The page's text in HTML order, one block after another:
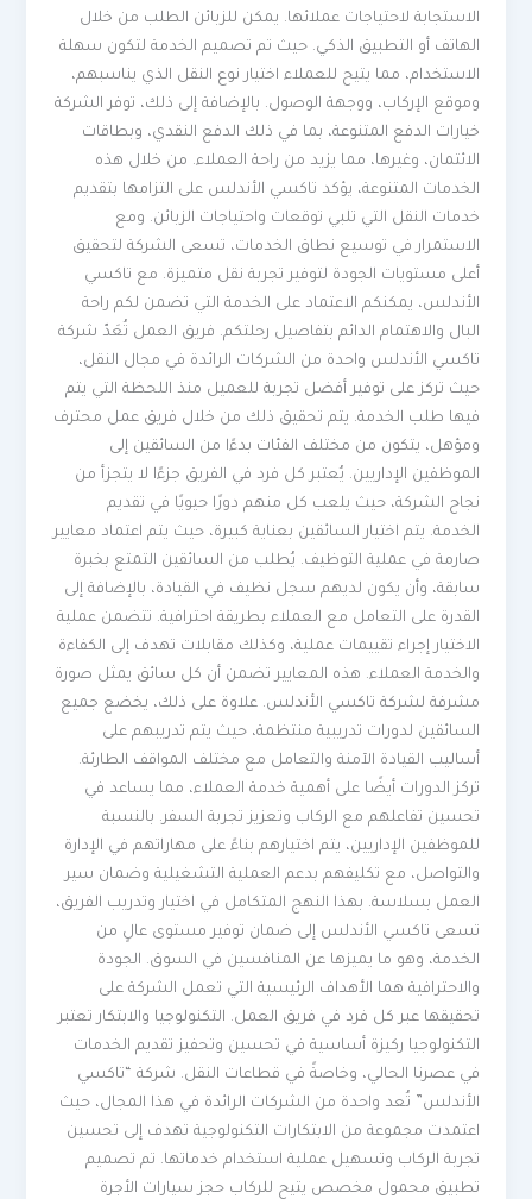
الاستجابة لاحتياجات عملائها. يمكن للزبائن الطلب من خلال
الهاتف أو التطبيق الذكي. حيث تم تصميم الخدمة لتكون سهلة
الاستخدام، مما يتيح للعملاء اختيار نوع النقل الذي يناسبهم،
وموقع الإركاب، ووجهة الوصول. بالإضافة إلى ذلك، توفر الشركة
خيارات الدفع المتنوعة، بما في ذلك الدفع النقدي، وبطاقات
الائتمان، وغيرها، مما يزيد من راحة العملاء. من خلال هذه
الخدمات المتنوعة، يؤكد تاكسي الأندلس على التزامها بتقديم
خدمات النقل التي تلبي توقعات واحتياجات الزبائن. ومع
الاستمرار في توسيع نطاق الخدمات، تسعى الشركة لتحقيق
أعلى مستويات الجودة لتوفير تجربة نقل متميزة. مع تاكسي
الأندلس، يمكنكم الاعتماد على الخدمة التي تضمن لكم راحة
البال والاهتمام الدائم بتفاصيل رحلتكم. فريق العمل تُعَدّ شركة
تاكسي الأندلس واحدة من الشركات الرائدة في مجال النقل،
حيث تركز على توفير أفضل تجربة للعميل منذ اللحظة التي يتم
فيها طلب الخدمة. يتم تحقيق ذلك من خلال فريق عمل محترف
ومؤهل، يتكون من مختلف الفئات بدءًا من السائقين إلى
الموظفين الإداريين. يُعتبر كل فرد في الفريق جزءًا لا يتجزأ من
نجاح الشركة، حيث يلعب كل منهم دورًا حيويًا في تقديم
الخدمة. يتم اختيار السائقين بعناية كبيرة، حيث يتم اعتماد معايير
صارمة في عملية التوظيف. يُطلب من السائقين التمتع بخبرة
سابقة، وأن يكون لديهم سجل نظيف في القيادة، بالإضافة إلى
القدرة على التعامل مع العملاء بطريقة احترافية. تتضمن عملية
الاختيار إجراء تقييمات عملية، وكذلك مقابلات تهدف إلى الكفاءة
والخدمة العملاء. هذه المعايير تضمن أن كل سائق يمثل صورة
مشرفة لشركة تاكسي الأندلس. علاوة على ذلك، يخضع جميع
السائقين لدورات تدريبية منتظمة، حيث يتم تدريبهم على
أساليب القيادة الآمنة والتعامل مع مختلف المواقف الطارئة.
تركز الدورات أيضًا على أهمية خدمة العملاء، مما يساعد في
تحسين تفاعلهم مع الركاب وتعزيز تجربة السفر. بالنسبة
للموظفين الإداريين، يتم اختيارهم بناءً على مهاراتهم في الإدارة
والتواصل، مع تكليفهم بدعم العملية التشغيلية وضمان سير
العمل بسلاسة. بهذا النهج المتكامل في اختيار وتدريب الفريق،
تسعى تاكسي الأندلس إلى ضمان توفير مستوى عالٍ من
الخدمة، وهو ما يميزها عن المنافسين في السوق. الجودة
والاحترافية هما الأهداف الرئيسية التي تعمل الشركة على
تحقيقها عبر كل فرد في فريق العمل. التكنولوجيا والابتكار تعتبر
التكنولوجيا ركيزة أساسية في تحسين وتحفيز تقديم الخدمات
في عصرنا الحالي، وخاصةً في قطاعات النقل. شركة “تاكسي
الأندلس” تُعد واحدة من الشركات الرائدة في هذا المجال، حيث
اعتمدت مجموعة من الابتكارات التكنولوجية تهدف إلى تحسين
تجربة الركاب وتسهيل عملية استخدام خدماتها. تم تصميم
تطبيق محمول مخصص يتيح للركاب حجز سيارات الأجرة